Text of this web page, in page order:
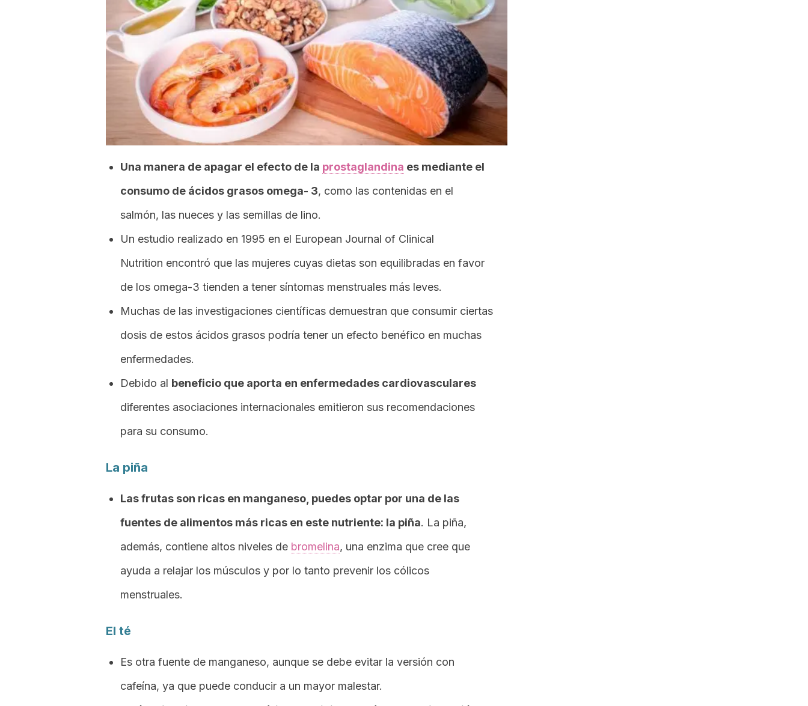
Una manera de apagar el efecto de la prostaglandina es mediante el
consumo de ácidos grasos omega- 3, como las contenidas en el
salmón, las nueces y las semillas de lino.
Un estudio realizado en 1995 en el European Journal of Clinical
Nutrition encontró que las mujeres cuyas dietas son equilibradas en favor
de los omega-3 tienden a tener síntomas menstruales más leves.
Muchas de las investigaciones científicas demuestran que consumir ciertas
dosis de estos ácidos grasos podría tener un efecto benéfico en muchas
enfermedades.
Debido al beneficio que aporta en enfermedades cardiovasculares
diferentes asociaciones internacionales emitieron sus recomendaciones
para su consumo.
La piña
Las frutas son ricas en manganeso, puedes optar por una de las
fuentes de alimentos más ricas en este nutriente: la piña. La piña,
además, contiene altos niveles de bromelina, una enzima que cree que
ayuda a relajar los músculos y por lo tanto prevenir los cólicos
menstruales.
El té
Es otra fuente de manganeso, aunque se debe evitar la versión con
cafeína, ya que puede conducir a un mayor malestar.